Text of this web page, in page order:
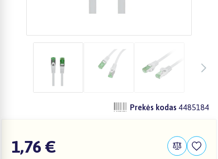
Prekės kodas 4485184
1,76 €